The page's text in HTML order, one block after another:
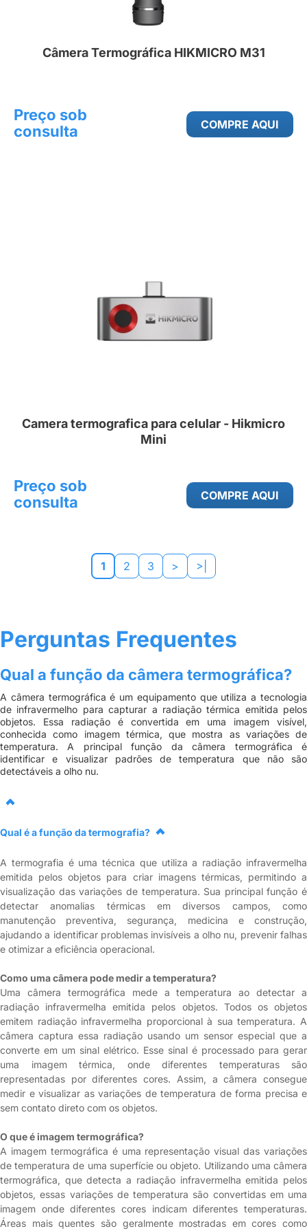
Câmera Termográfica HIKMICRO M31
Preço sob
consulta
COMPRE AQUI
Camera termografica para celular - Hikmicro
Mini
Preço sob
consulta
COMPRE AQUI
1 2 3 > >|
Perguntas Frequentes
Qual a função da câmera termográfica?
A câmera termográfica é um equipamento que utiliza a tecnologia
de infravermelho para capturar a radiação térmica emitida pelos
objetos. Essa radiação é convertida em uma imagem visível,
conhecida como imagem térmica, que mostra as variações de
temperatura. A principal função da câmera termográfica é
identificar e visualizar padrões de temperatura que não são
detectáveis a olho nu.
Qual é a função da termografia?
A termografia é uma técnica que utiliza a radiação infravermelha
emitida pelos objetos para criar imagens térmicas, permitindo a
visualização das variações de temperatura. Sua principal função é
detectar anomalias térmicas em diversos campos, como
manutenção preventiva, segurança, medicina e construção,
ajudando a identificar problemas invisíveis a olho nu, prevenir falhas
e otimizar a eficiência operacional.
Como uma câmera pode medir a temperatura?
Uma câmera termográfica mede a temperatura ao detectar a
radiação infravermelha emitida pelos objetos. Todos os objetos
emitem radiação infravermelha proporcional à sua temperatura. A
câmera captura essa radiação usando um sensor especial que a
converte em um sinal elétrico. Esse sinal é processado para gerar
uma imagem térmica, onde diferentes temperaturas são
representadas por diferentes cores. Assim, a câmera consegue
medir e visualizar as variações de temperatura de forma precisa e
sem contato direto com os objetos.
O que é imagem termográfica?
A imagem termográfica é uma representação visual das variações
de temperatura de uma superfície ou objeto. Utilizando uma câmera
termográfica, que detecta a radiação infravermelha emitida pelos
objetos, essas variações de temperatura são convertidas em uma
imagem onde diferentes cores indicam diferentes temperaturas.
Áreas mais quentes são geralmente mostradas em cores como